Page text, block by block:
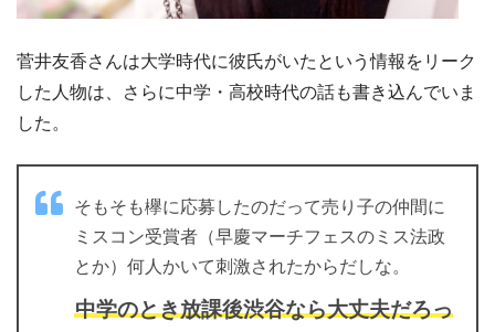
菅井友香さんは大学時代に彼氏がいたという情報をリーク
した人物は、さらに中学・高校時代の話も書き込んでいま
した。
そもそも欅に応募したのだって売り子の仲間に
ミスコン受賞者（早慶マーチフェスのミス法政
とか）何人かいて刺激されたからだしな。
中学のとき放課後渋谷なら大丈夫だろっ